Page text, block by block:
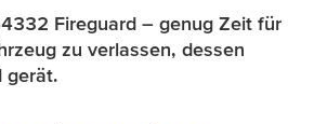
Fireguard – genug Zeit für
zu verlassen, dessen
gerät.